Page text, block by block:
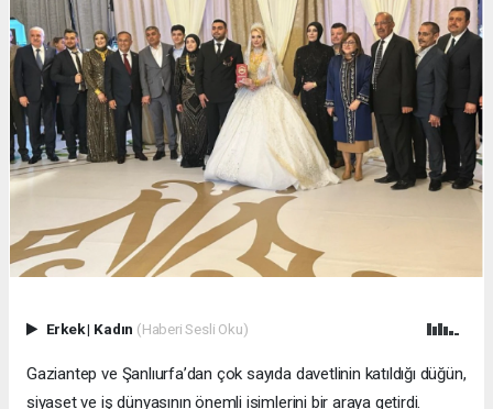
Erkek| Kadın (Haberi Sesli Oku)
Gaziantep ve Şanlıurfa’dan çok sayıda davetlinin katıldığı düğün,
siyaset ve iş dünyasının önemli isimlerini bir araya getirdi.